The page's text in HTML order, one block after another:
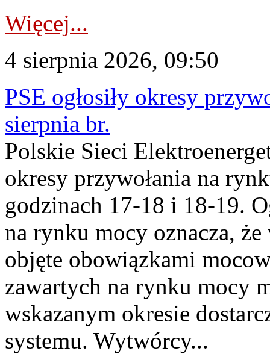
Więcej...
4 sierpnia 2026, 09:50
PSE ogłosiły okresy
sierpnia br.
Polskie Sieci
okresy przywołania na
godzinach 17-18 i 18-19.
na rynku mocy oznacza,
objęte obowiązkami
zawartych na rynku mocy
wskazanym okresie
systemu. Wytwórcy...